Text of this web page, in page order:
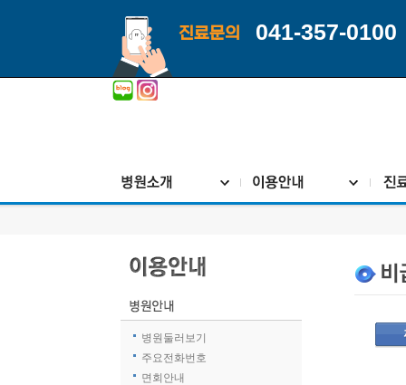
진료문의 041-357-0100
병원둘러보기
주요전화번호
면회안내